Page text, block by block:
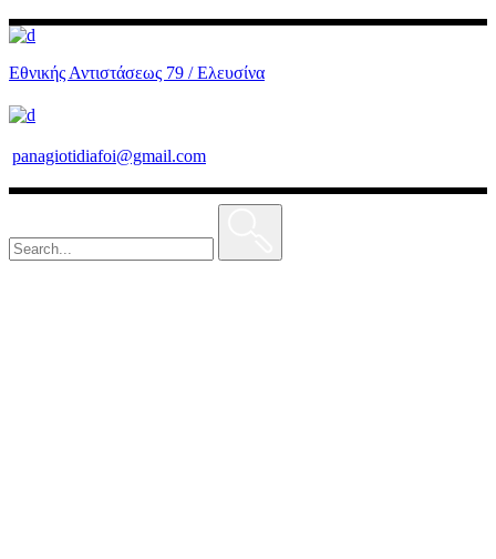
Εθνικής Αντιστάσεως 79 / Ελευσίνα
panagiotidiafoi@gmail.com